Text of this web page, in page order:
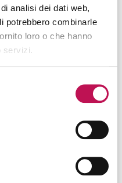
analisi dei dati web,
potrebbero combinarle
loro o che hanno
servizi.
in linguaggi come
delle best
di analisi dei dati
piattaforme di Cloud